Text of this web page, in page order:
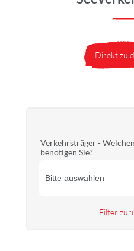
Direkt zu
Verkehrsträger -
benötigen Sie?
Filter